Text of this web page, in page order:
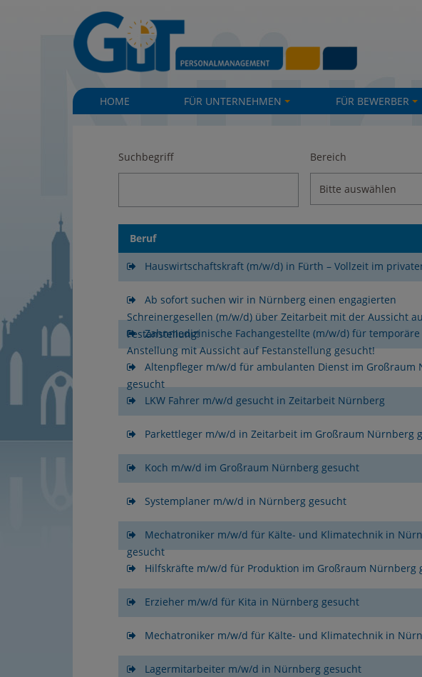
HOME
+
FÜR UNTERNEHMEN
+
FÜR BEWERBER
Suchbegriff Bereich
Beruf
Hauswirtschaftskraft (m/w/d) in Fürth – Vollzeit im
Ab sofort suchen wir in Nürnberg einen engagierten
Schreinergesellen (m/w/d) über Zeitarbeit mit der Aussicht
Festanstellung!
Zahnmedizinische Fachangestellte (m/w/d) für temporäre
Anstellung mit Aussicht auf Festanstellung gesucht!
Altenpfleger m/w/d für ambulanten Dienst im Großraum
gesucht
LKW Fahrer m/w/d gesucht in Zeitarbeit Nürnberg
Parkettleger m/w/d in Zeitarbeit im Großraum Nürnberg
Koch m/w/d im Großraum Nürnberg gesucht
Systemplaner m/w/d in Nürnberg gesucht
Mechatroniker m/w/d für Kälte- und Klimatechnik in
gesucht
Hilfskräfte m/w/d für Produktion im Großraum Nürnberg
Erzieher m/w/d für Kita in Nürnberg gesucht
Mechatroniker m/w/d für Kälte- und Klimatechnik in
Lagermitarbeiter m/w/d in Nürnberg gesucht